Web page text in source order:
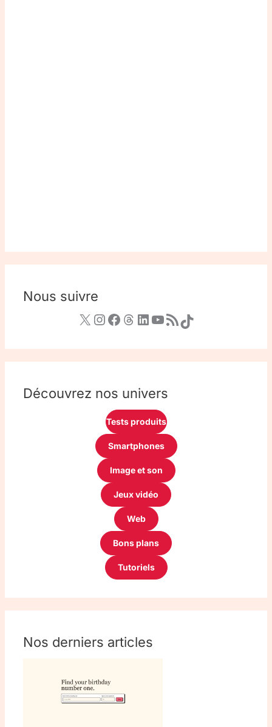
Nous suivre
Découvrez nos univers
Tests produits
Smartphones
Image et son
Jeux vidéo
Web
Bons plans
Tutoriels
Nos derniers articles